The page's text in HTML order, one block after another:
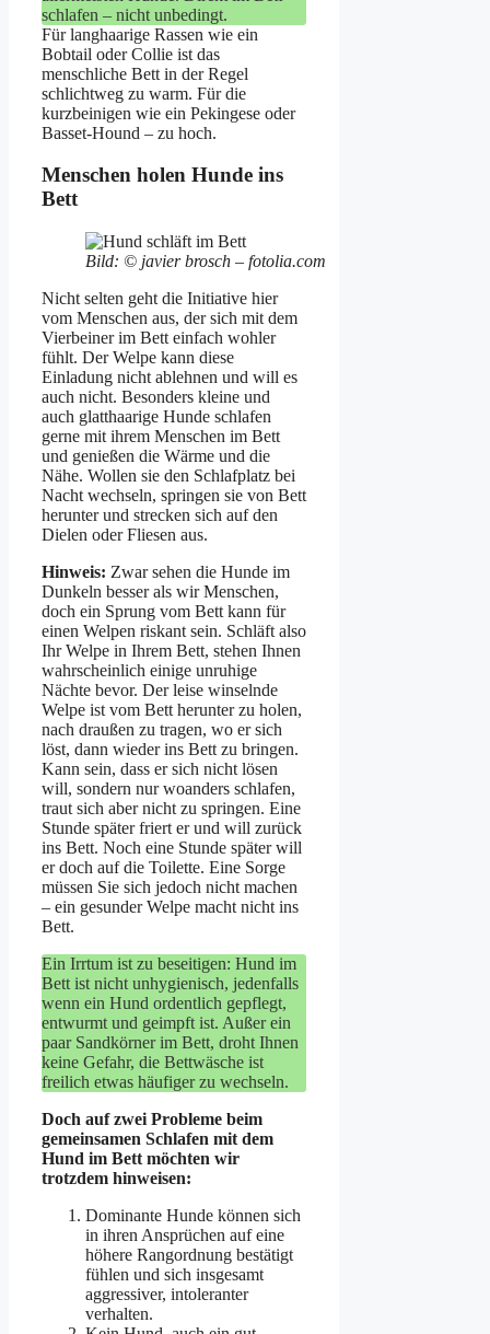
schlafen – nicht unbedingt.
Für langhaarige Rassen wie ein
Bobtail oder Collie ist das
menschliche Bett in der Regel
schlichtweg zu warm. Für die
kurzbeinigen wie ein Pekingese oder
Basset-Hound – zu hoch.
Menschen holen Hunde ins
Bett
Bild: © javier brosch – fotolia.com
Nicht selten geht die Initiative hier
vom Menschen aus, der sich mit dem
Vierbeiner im Bett einfach wohler
fühlt. Der Welpe kann diese
Einladung nicht ablehnen und will es
auch nicht. Besonders kleine und
auch glatthaarige Hunde schlafen
gerne mit ihrem Menschen im Bett
und genießen die Wärme und die
Nähe. Wollen sie den Schlafplatz bei
Nacht wechseln, springen sie von Bett
herunter und strecken sich auf den
Dielen oder Fliesen aus.
Hinweis: Zwar sehen die Hunde im
Dunkeln besser als wir Menschen,
doch ein Sprung vom Bett kann für
einen Welpen riskant sein. Schläft also
Ihr Welpe in Ihrem Bett, stehen Ihnen
wahrscheinlich einige unruhige
Nächte bevor. Der leise winselnde
Welpe ist vom Bett herunter zu holen,
nach draußen zu tragen, wo er sich
löst, dann wieder ins Bett zu bringen.
Kann sein, dass er sich nicht lösen
will, sondern nur woanders schlafen,
traut sich aber nicht zu springen. Eine
Stunde später friert er und will zurück
ins Bett. Noch eine Stunde später will
er doch auf die Toilette. Eine Sorge
müssen Sie sich jedoch nicht machen
– ein gesunder Welpe macht nicht ins
Bett.
Ein Irrtum ist zu beseitigen: Hund im
Bett ist nicht unhygienisch, jedenfalls
wenn ein Hund ordentlich gepflegt,
entwurmt und geimpft ist. Außer ein
paar Sandkörner im Bett, droht Ihnen
keine Gefahr, die Bettwäsche ist
freilich etwas häufiger zu wechseln.
Doch auf zwei Probleme beim
gemeinsamen Schlafen mit dem
Hund im Bett möchten wir
trotzdem hinweisen:
Dominante Hunde können sich
in ihren Ansprüchen auf eine
höhere Rangordnung bestätigt
fühlen und sich insgesamt
aggressiver, intoleranter
verhalten.